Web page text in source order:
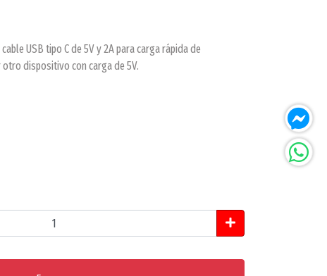
USB tipo C de 5V y 2A para carga rápida de
dispositivo con carga de 5V.